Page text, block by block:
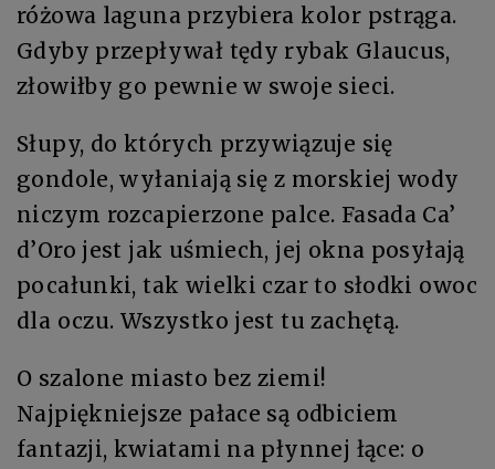
różowa laguna przybiera kolor pstrąga.
Gdyby przepływał tędy rybak Glaucus,
złowiłby go pewnie w swoje sieci.
Słupy, do których przywiązuje się
gondole, wyłaniają się z morskiej wody
niczym rozcapierzone palce. Fasada Ca’
d’Oro jest jak uśmiech, jej okna posyłają
pocałunki, tak wielki czar to słodki owoc
dla oczu. Wszystko jest tu zachętą.
O szalone miasto bez ziemi!
Najpiękniejsze pałace są odbiciem
fantazji, kwiatami na płynnej łące: o